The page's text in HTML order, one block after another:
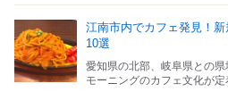
江南市内でカフェ発見！
10選
愛知県の北部、岐阜県との
モーニングのカフェ文化が